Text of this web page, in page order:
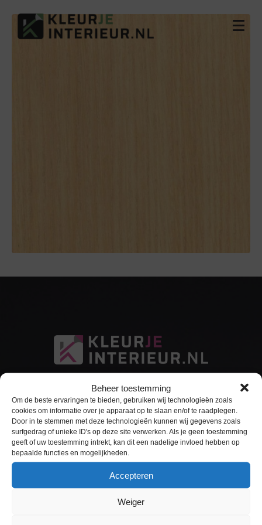
Beheer toestemming
Om de beste ervaringen te bieden, gebruiken wij technologieën zoals
cookies om informatie over je apparaat op te slaan en/of te raadplegen.
Door in te stemmen met deze technologieën kunnen wij gegevens zoals
surfgedrag of unieke ID's op deze site verwerken. Als je geen toestemming
geeft of uw toestemming intrekt, kan dit een nadelige invloed hebben op
bepaalde functies en mogelijkheden.
Accepteren
Weiger
Sitemap
Home
Interieurfolie